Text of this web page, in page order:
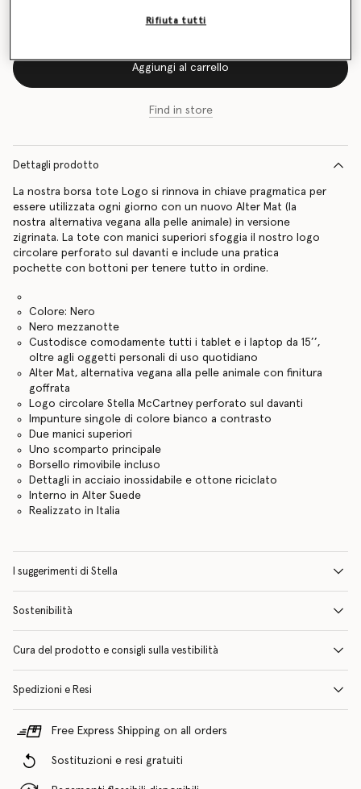
Aggiungi al carrello
Find in store
Dettagli prodotto
La nostra borsa tote Logo si rinnova in chiave pragmatica per
essere utilizzata ogni giorno con un nuovo Alter Mat (la
nostra alternativa vegana alla pelle animale) in versione
zigrinata. La tote con manici superiori sfoggia il nostro logo
circolare perforato sul davanti e include una pratica
pochette con bottoni per tenere tutto in ordine.
Colore: Nero
Nero mezzanotte
Custodisce comodamente tutti i tablet e i laptop da 15’’,
oltre agli oggetti personali di uso quotidiano
Alter Mat, alternativa vegana alla pelle animale con finitura
goffrata
Logo circolare Stella McCartney perforato sul davanti
Impunture singole di colore bianco a contrasto
Due manici superiori
Uno scomparto principale
Borsello rimovibile incluso
Dettagli in acciaio inossidabile e ottone riciclato
Interno in Alter Suede
Realizzato in Italia
I suggerimenti di Stella
Sostenibilità
Cura del prodotto e consigli sulla vestibilità
Spedizioni e Resi
Free Express Shipping on all orders
Sostituzioni e resi gratuiti
Rifiuta tutti